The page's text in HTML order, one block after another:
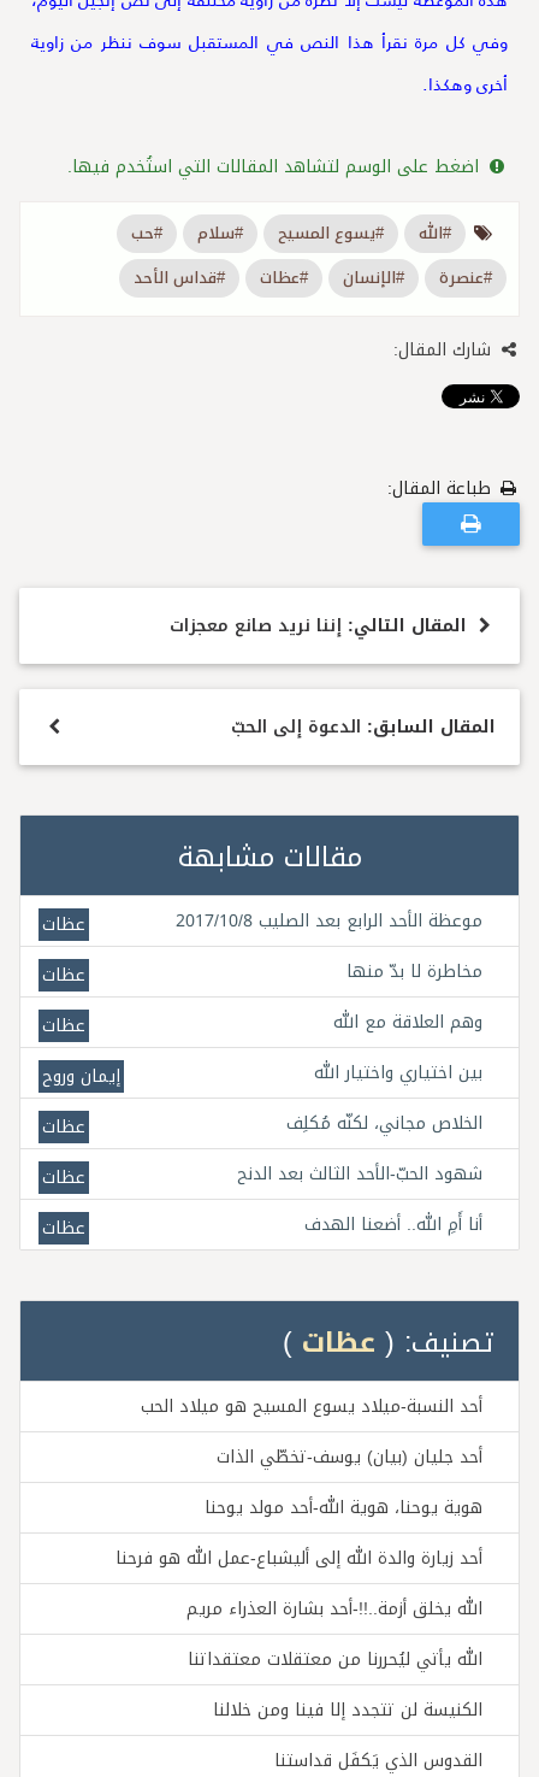
وفي كل مرة نقرأ هذا النص في المستقبل سوف ننظر من زاوية
أخرى وهكذا.
اضغط على الوسم لتشاهد المقالات التي استُخدم فيها.
#الله #يسوع المسيح #سلام
#حب
#عنصرة
#الإنسان #عظات #قداس الأحد
شارك المقال:
طباعة المقال:
المقال التالي: إننا نريد صانع معجزات
المقال السابق: الدعوة إلى الحبّ
مقالات مشابهة
موعظة الأحد الرابع بعد الصليب 2017/10/8
عظات
مخاطرة لا بدّ منها
عظات
وهم العلاقة مع الله
عظات
بين اختياري واختيار الله
إيمان وروح
الخلاص مجاني، لكنّه مُكلِف
عظات
شهود الحبّ-الأحد الثالث بعد الدنح
عظات
أنا أَمِ الله.. أضعنا الهدف
عظات
تصنيف: ( عظات )
أحد النسبة-ميلاد يسوع المسيح هو ميلاد الحب
أحد جليان (بيان) يوسف-تخطّي الذات
هوية يوحنا، هوية الله-أحد مولد يوحنا
أحد زيارة والدة الله إلى أليشباع-عمل الله هو فرحنا
الله يخلق أزمة..!!-أحد بشارة العذراء مريم
الله يأتي ليُحررنا من معتقلات معتقداتنا
الكنيسة لن تتجدد إلا فينا ومن خلالنا
القدوس الذي يَكفَل قداستنا